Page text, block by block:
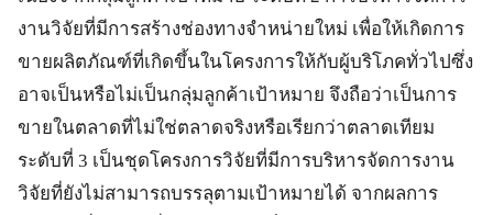
งานวิจัยที่มีการสร้างช่องทางจำหน่ายใหม่ เพื่อให้เกิดการ
ขายผลิตภัณฑ์ที่เกิดขึ้นในโครงการให้กับผู้บริโภคทั่วไปซึ่ง
อาจเป็นหรือไม่เป็นกลุ่มลูกค้าเป้าหมาย จึงถือว่าเป็นการ
ขายในตลาดที่ไม่ใช่ตลาดจริงหรือเรียกว่าตลาดเทียม
ระดับที่ 3 เป็นชุดโครงการวิจัยที่มีการบริหารจัดการงาน
วิจัยที่ยังไม่สามารถบรรลุตามเป้าหมายได้ จากผลการ